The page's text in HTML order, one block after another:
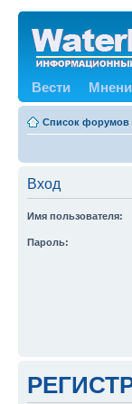
Вести
Список форумов
Вход
Имя пользователя:
Пароль: